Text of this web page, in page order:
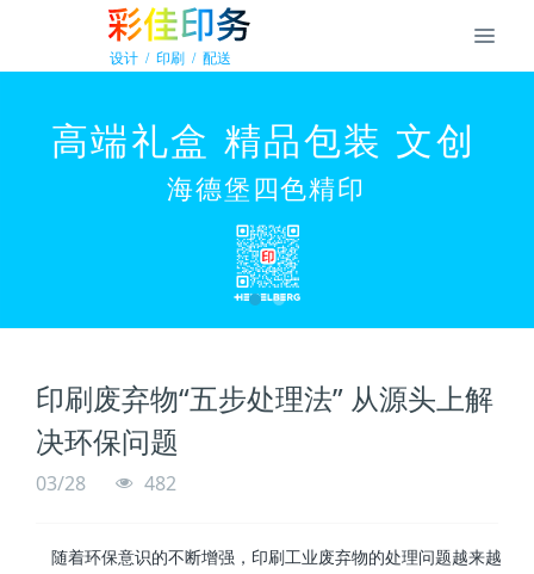
印刷废弃物“五步处理法” 从源头上解
决环保问题
03/28 482
随着环保意识的不断增强，印刷工业废弃物的处理问题越来越